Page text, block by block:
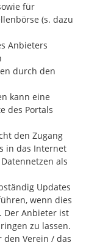
für
(s. dazu
Anbieters
durch den
kann eine
des Portals
den Zugang
in das Internet
als
Updates
wenn dies
Der Anbieter ist
zu lassen.
den Verein / das